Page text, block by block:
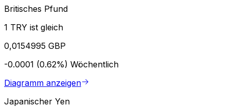
Britisches Pfund
1 TRY ist gleich
0,0154995 GBP
-0.0001 (0.62%) Wöchentlich
Diagramm anzeigen
Japanischer Yen